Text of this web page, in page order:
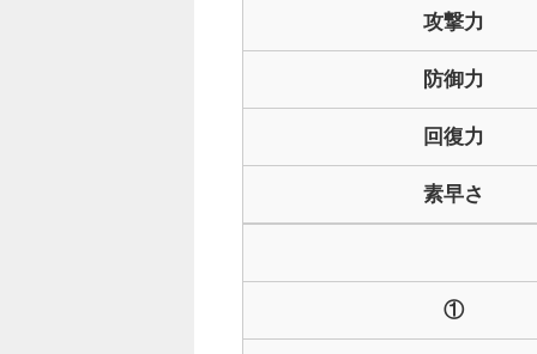
攻撃力
防御力
回復力
素早さ
①